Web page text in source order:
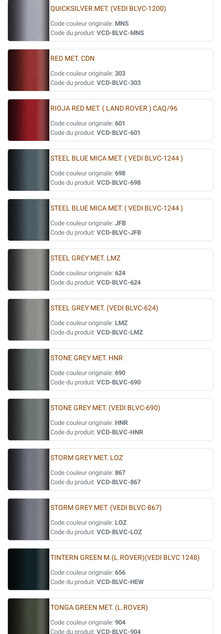
QUICKSILVER MET. (VEDI BLVC-1200)
Code couleur originale: MNS
Code du produit: VCD-BLVC-MNS
RED MET. CDN
Code couleur originale: 303
Code du produit: VCD-BLVC-303
RIOJA RED MET. ( LAND ROVER ) CAQ/96
Code couleur originale: 601
Code du produit: VCD-BLVC-601
STEEL BLUE MICA MET. ( VEDI BLVC-1244 )
Code couleur originale: 698
Code du produit: VCD-BLVC-698
STEEL BLUE MICA MET. ( VEDI BLVC-1244 )
Code couleur originale: JFB
Code du produit: VCD-BLVC-JFB
STEEL GREY MET. LMZ
Code couleur originale: 624
Code du produit: VCD-BLVC-624
STEEL GREY MET. (VEDI BLVC-624)
Code couleur originale: LMZ
Code du produit: VCD-BLVC-LMZ
STONE GREY MET. HNR
Code couleur originale: 690
Code du produit: VCD-BLVC-690
STONE GREY MET. (VEDI BLVC-690)
Code couleur originale: HNR
Code du produit: VCD-BLVC-HNR
STORM GREY MET. LOZ
Code couleur originale: 867
Code du produit: VCD-BLVC-867
STORM GREY MET. (VEDI BLVC-867)
Code couleur originale: LOZ
Code du produit: VCD-BLVC-LOZ
TINTERN GREEN M.(L.ROVER)(VEDI BLVC 1248)
Code couleur originale: 656
Code du produit: VCD-BLVC-HEW
TONGA GREEN MET. (L.ROVER)
Code couleur originale: 904
Code du produit: VCD-BLVC-904